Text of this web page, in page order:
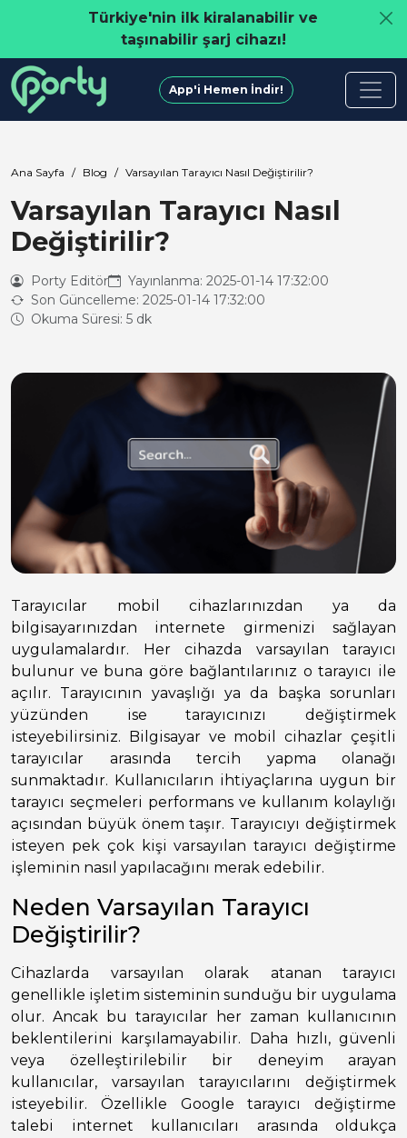
Türkiye'nin ilk kiralanabilir ve
taşınabilir şarj cihazı!
App'i Hemen İndir!
Ana Sayfa Blog Varsayılan Tarayıcı Nasıl Değiştirilir?
Varsayılan Tarayıcı Nasıl
Değiştirilir?
Porty Editör
Yayınlanma: 2025-01-14 17:32:00
Son Güncelleme: 2025-01-14 17:32:00
Okuma Süresi: 5 dk
Tarayıcılar mobil cihazlarınızdan ya da
bilgisayarınızdan internete girmenizi sağlayan
uygulamalardır. Her cihazda varsayılan tarayıcı
bulunur ve buna göre bağlantılarınız o tarayıcı ile
açılır. Tarayıcının yavaşlığı ya da başka sorunları
yüzünden ise tarayıcınızı değiştirmek
isteyebilirsiniz. Bilgisayar ve mobil cihazlar çeşitli
tarayıcılar arasında tercih yapma olanağı
sunmaktadır. Kullanıcıların ihtiyaçlarına uygun bir
tarayıcı seçmeleri performans ve kullanım kolaylığı
açısından büyük önem taşır. Tarayıcıyı değiştirmek
isteyen pek çok kişi varsayılan tarayıcı değiştirme
işleminin nasıl yapılacağını merak edebilir.
Neden Varsayılan Tarayıcı
Değiştirilir?
Cihazlarda varsayılan olarak atanan tarayıcı
genellikle işletim sisteminin sunduğu bir uygulama
olur. Ancak bu tarayıcılar her zaman kullanıcının
beklentilerini karşılamayabilir. Daha hızlı, güvenli
veya özelleştirilebilir bir deneyim arayan
kullanıcılar, varsayılan tarayıcılarını değiştirmek
isteyebilir. Özellikle Google tarayıcı değiştirme
talebi internet kullanıcıları arasında oldukça